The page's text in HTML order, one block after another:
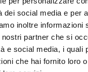
dei social media e per
inoltre informazioni
partner che si
e social media, i quali
che hai fornito loro